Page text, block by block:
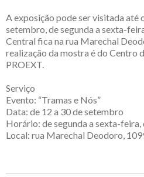
A exposição pode ser visitada até
setembro, de segunda a sexta-
Central fica na rua Marechal
realização da mostra é do Centro
PROEXT.
Serviço
Evento: “Tramas e Nós”
Data: de 12 a 30 de setembro
Horário: de segunda a sexta-feira,
Local: rua Marechal Deodoro,